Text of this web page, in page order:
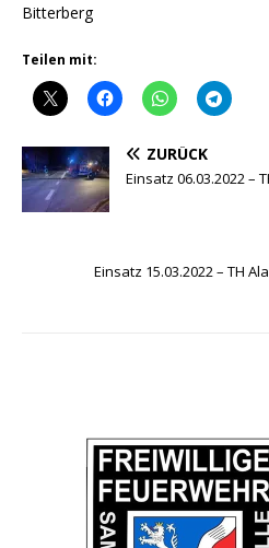
Bitterberg
Teilen mit:
ZURÜCK
Einsatz 06.03.2022 –
Einsatz 15.03.2022 – TH